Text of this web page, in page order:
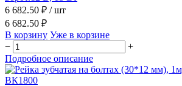
6 682.50 ₽ / шт
6 682.50 ₽
В корзину Уже в корзине
−
+
Подробное описание